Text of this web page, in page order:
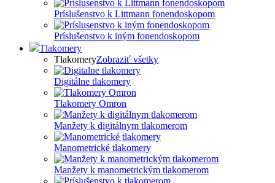
Príslušenstvo k Littmann fonendoskopom
Príslušenstvo k iným fonendoskopom
Tlakomery
TlakomeryZobraziť všetky
Digitálne tlakomery
Tlakomery Omron
Manžety k digitálnym tlakomerom
Manometrické tlakomery
Manžety k manometrickým tlakomerom